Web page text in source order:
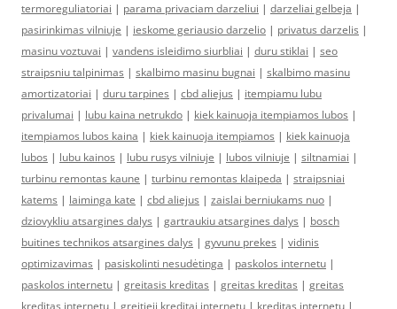
termoreguliatoriai | parama privaciam darzeliui | darzeliai gelbeja |
pasirinkimas vilniuje | ieskome geriausio darzelio | privatus darzelis |
masinu voztuvai | vandens isleidimo siurbliai | duru stiklai | seo
straipsniu talpinimas | skalbimo masinu bugnai | skalbimo masinu
amortizatoriai | duru tarpines | cbd aliejus | itempiamu lubu
privalumai | lubu kaina netrukdo | kiek kainuoja itempiamos lubos |
itempiamos lubos kaina | kiek kainuoja itempiamos | kiek kainuoja
lubos | lubu kainos | lubu rusys vilniuje | lubos vilniuje | siltnamiai |
turbinu remontas kaune | turbinu remontas klaipeda | straipsniai
katems | laiminga kate | cbd aliejus | zaislai berniukams nuo |
dziovykliu atsargines dalys | gartraukiu atsargines dalys | bosch
buitines technikos atsargines dalys | gyvunu prekes | vidinis
optimizavimas | pasiskolinti nesudėtinga | paskolos internetu |
paskolos internetu | greitasis kreditas | greitas kreditas | greitas
kreditas internetu | greitieji kreditai internetu | kreditas internetu |